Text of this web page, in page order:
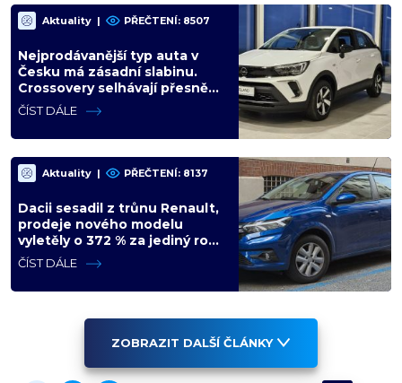
Aktuality | PŘEČTENÍ: 8507
Nejprodávanější typ auta v
Česku má zásadní slabinu.
Crossovery selhávají přesně
tam, kde mají být nejsilnější
ČÍST DÁLE
Aktuality | PŘEČTENÍ: 8137
Dacii sesadil z trůnu Renault,
prodeje nového modelu
vyletěly o 372 % za jediný rok.
Češi ale jedou svojí pohádku
ČÍST DÁLE
ZOBRAZIT DALŠÍ ČLÁNKY